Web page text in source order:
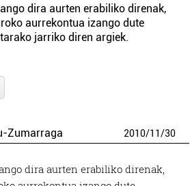
dira aurten erabiliko direnak,
aurrekontua izango dute
jarriko diren argiek.
Zumarraga 2010/11/30
dira aurten erabiliko direnak,